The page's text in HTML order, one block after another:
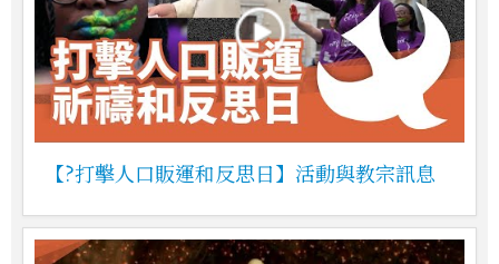
【?打擊人口販運和反思日】活動與教宗訊息